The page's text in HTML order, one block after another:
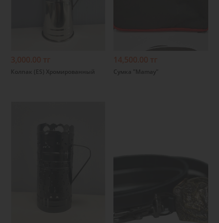
3,000.00 тг
Колпак (ES) Хромированный
14,500.00 тг
Сумка "Mamay"